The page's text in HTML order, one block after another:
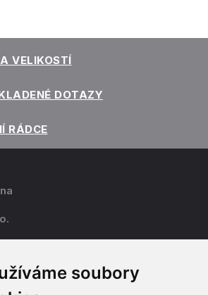
soubory
VELIKOSTÍ
DOTAZY
RÁDCE